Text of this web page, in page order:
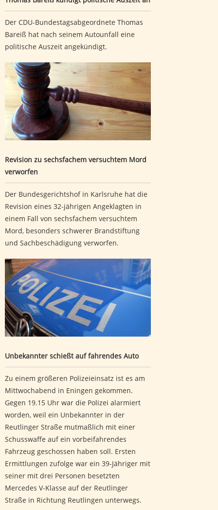
Der CDU-Bundestagsabgeordnete Thomas
Bareiß hat nach seinem Autounfall eine
politische Auszeit angekündigt.
Revision zu sechsfachem versuchtem Mord verworfen
Revision zu sechsfachem versuchtem Mord
verworfen
Der Bundesgerichtshof in Karlsruhe hat die
Revision eines 32-jährigen Angeklagten in
einem Fall von sechsfachem versuchtem
Mord, besonders schwerer Brandstiftung
und Sachbeschädigung verworfen.
Unbekannter schießt auf fahrendes Auto
Unbekannter schießt auf fahrendes Auto
Zu einem größeren Polizeieinsatz ist es am
Mittwochabend in Eningen gekommen.
Gegen 19.15 Uhr war die Polizei alarmiert
worden, weil ein Unbekannter in der
Reutlinger Straße mutmaßlich mit einer
Schusswaffe auf ein vorbeifahrendes
Fahrzeug geschossen haben soll. Ersten
Ermittlungen zufolge war ein 39-Jähriger mit
seiner mit drei Personen besetzten
Mercedes V-Klasse auf der Reutlinger
Straße in Richtung Reutlingen unterwegs.